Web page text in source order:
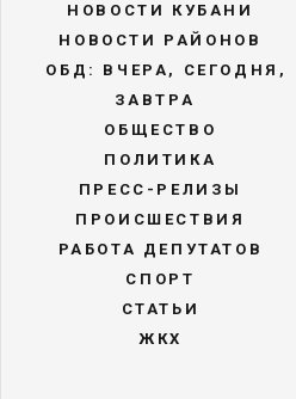
НОВОСТИ КУБАНИ
НОВОСТИ РАЙОНОВ
ОБД: ВЧЕРА, СЕГОДНЯ,
ЗАВТРА
ОБЩЕСТВО
ПОЛИТИКА
ПРЕСС-РЕЛИЗЫ
ПРОИСШЕСТВИЯ
РАБОТА ДЕПУТАТОВ
СПОРТ
СТАТЬИ
ЖКХ